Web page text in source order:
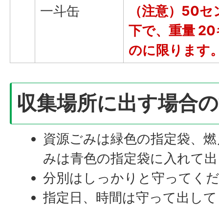
一斗缶
（注意）50
下で、重量
のに限ります
収集場所に出す場合
資源ごみは緑色の指定袋、
みは青色の指定袋に入れて
分別はしっかりと守ってく
指定日、時間は守って出し